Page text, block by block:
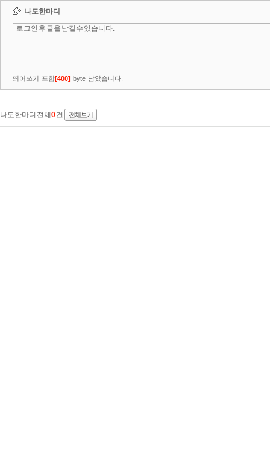
나도한마디
띄어쓰기 포함[400] byte 남았습니다.
나도한마디 전체 0건 전체보기